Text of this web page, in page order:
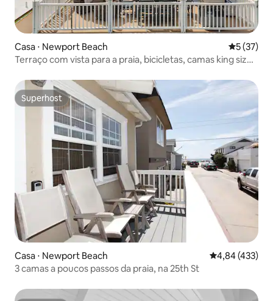
Casa ⋅ Newport Beach 5 de uma
5 (37)
Terraço com vista para a praia, bicicletas, camas king size,
Superhost
Superhost
Casa ⋅ Newport Beach 4,84 de uma
4,84 (433)
3 camas a poucos passos da praia, na 25th St